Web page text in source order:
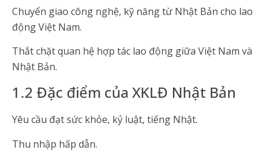
Chuyển giao công nghệ, kỹ năng từ Nhật Bản cho lao
động Việt Nam.
Thắt chặt quan hệ hợp tác lao động giữa Việt Nam và
Nhật Bản.
1.2 Đặc điểm của XKLĐ Nhật Bản
Yêu cầu đạt sức khỏe, kỷ luật, tiếng Nhật.
Thu nhập hấp dẫn.